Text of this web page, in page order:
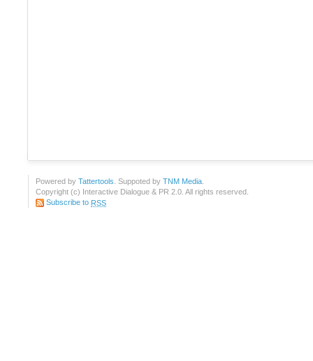
Powered by Tattertools . Suppoted by TNM Media
Copyright (c) Interactive Dialogue & PR 2.0. All rights reserved.
Subscribe to RSS